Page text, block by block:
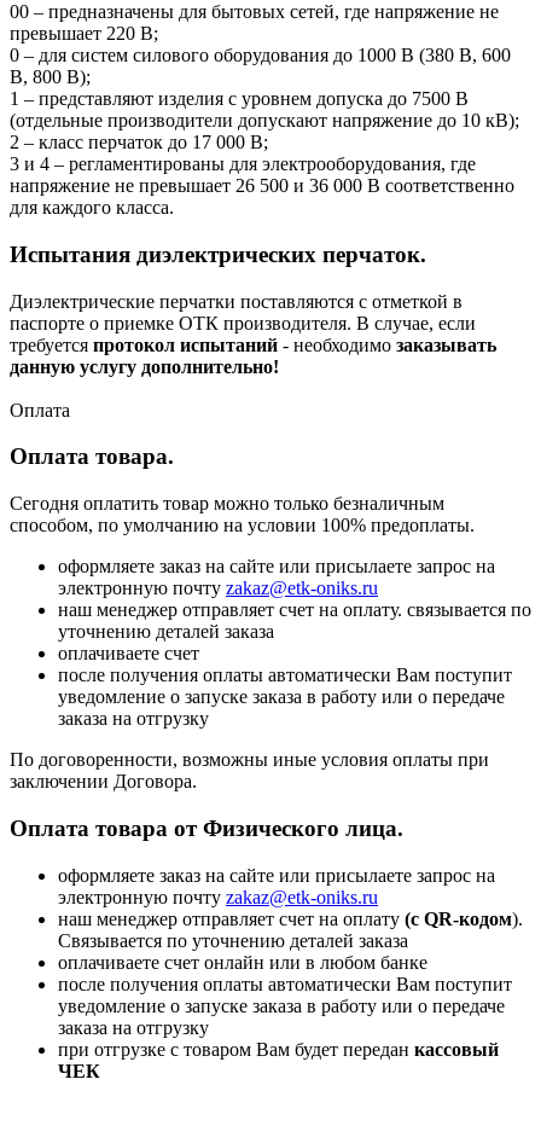
00 – предназначены для бытовых сетей, где напряжение не
превышает 220 В;
0 – для систем силового оборудования до 1000 В (380 В, 600
В, 800 В);
1 – представляют изделия с уровнем допуска до 7500 В
(отдельные производители допускают напряжение до 10 кВ);
2 – класс перчаток до 17 000 В;
3 и 4 – регламентированы для электрооборудования, где
напряжение не превышает 26 500 и 36 000 В соответственно
для каждого класса.
Испытания диэлектрических перчаток.
Диэлектрические перчатки поставляются с отметкой в
паспорте о приемке ОТК производителя. В случае, если
требуется протокол испытаний - необходимо заказывать
данную услугу дополнительно!
Оплата
Оплата товара.
Сегодня оплатить товар можно только безналичным
способом, по умолчанию на условии 100% предоплаты.
оформляете заказ на сайте или присылаете запрос на
электронную почту zakaz@etk-oniks.ru
наш менеджер отправляет счет на оплату. связывается по
уточнению деталей заказа
оплачиваете счет
после получения оплаты автоматически Вам поступит
уведомление о запуске заказа в работу или о передаче
заказа на отгрузку
По договоренности, возможны иные условия оплаты при
заключении Договора.
Оплата товара от Физического лица.
оформляете заказ на сайте или присылаете запрос на
электронную почту zakaz@etk-oniks.ru
наш менеджер отправляет счет на оплату (с QR-кодом).
Связывается по уточнению деталей заказа
оплачиваете счет онлайн или в любом банке
после получения оплаты автоматически Вам поступит
уведомление о запуске заказа в работу или о передаче
заказа на отгрузку
при отгрузке с товаром Вам будет передан кассовый
ЧЕК